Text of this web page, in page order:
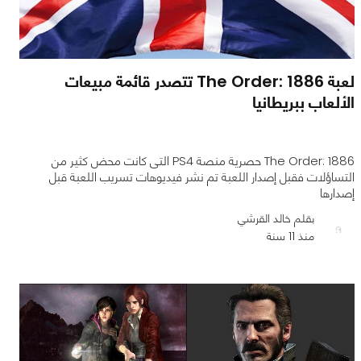
1976
لعبة The Order: 1886 تتصدر قائمة مبيعات
الألعاب ببريطانيا
The Order: 1886 حصرية منصة PS4 التى كانت محض كثير من
التساؤلات فقبل إصدار اللعبة تم نشر فيديوهات تسريب اللعبة قبل
إصدارها
بقلم خالد القرشي
منذ 11 سنة